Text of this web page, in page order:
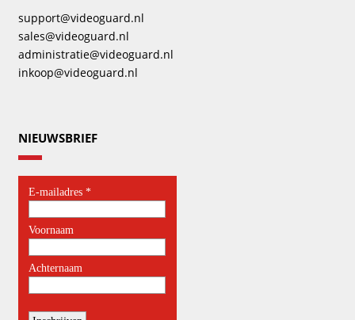
support@videoguard.nl
sales@videoguard.nl
administratie@videoguard.nl
inkoop@videoguard.nl
NIEUWSBRIEF